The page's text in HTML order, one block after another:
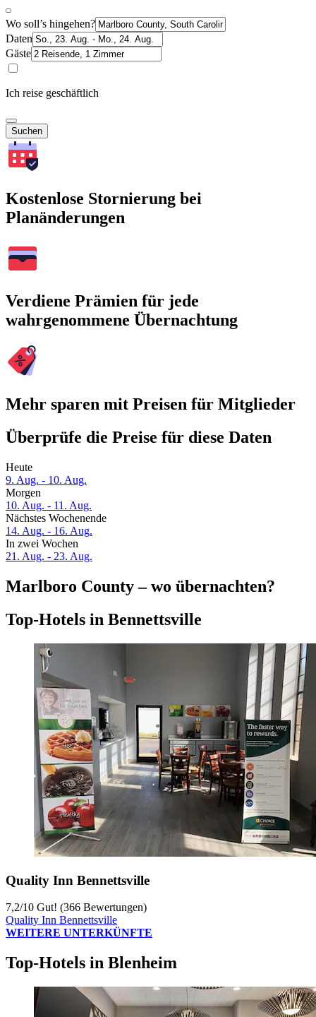
Wo soll’s hingehen?
Daten
Gäste
Ich reise geschäftlich
Suchen
Kostenlose Stornierung bei
Planänderungen
Verdiene Prämien für jede
wahrgenommene Übernachtung
Mehr sparen mit Preisen für Mitglieder
Überprüfe die Preise für diese Daten
Heute
9. Aug. - 10. Aug.
Morgen
10. Aug. - 11. Aug.
Nächstes Wochenende
14. Aug. - 16. Aug.
In zwei Wochen
21. Aug. - 23. Aug.
Marlboro County – wo übernachten?
Top-Hotels in Bennettsville
Quality Inn Bennettsville
7,2/10 Gut! (366 Bewertungen)
Quality Inn Bennettsville
WEITERE UNTERKÜNFTE
Top-Hotels in Blenheim